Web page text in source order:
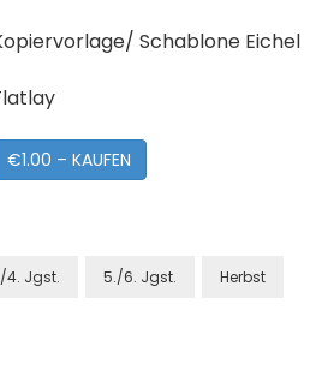
Schablone Eichel
€1.00 – KAUFEN
4. Jgst. 5./6. Jgst. Herbst